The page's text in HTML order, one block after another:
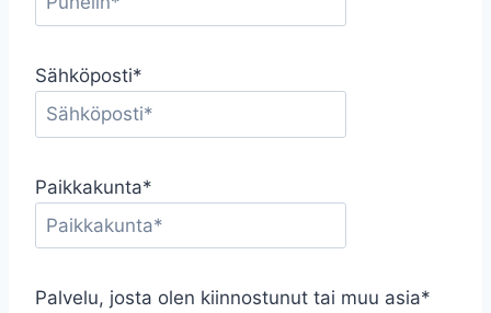
Sähköposti*
Paikkakunta*
Palvelu, josta olen kiinnostunut tai muu asia*